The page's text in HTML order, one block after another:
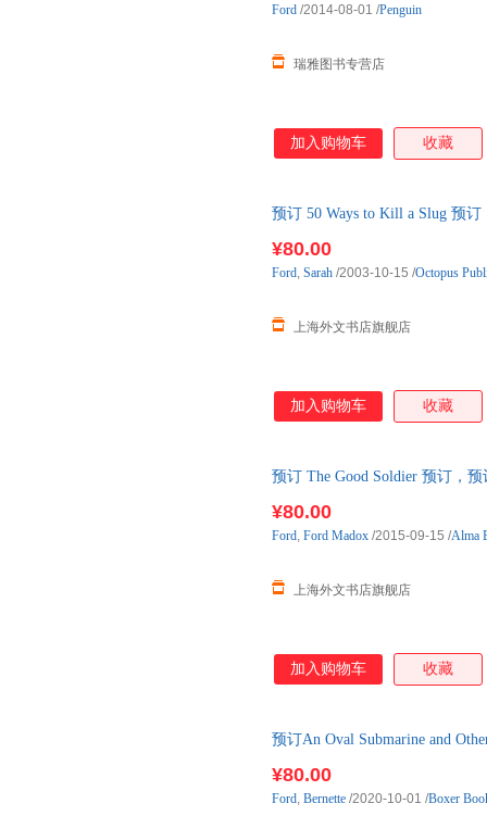
瑞雅图书专营店
Ford /2014-08-01 /Penguin
加入购物车 收藏
预订 50 Ways to Kill a Slug 预
¥80.00
上海外文书店旗舰店
Ford, Sarah /2003-10-15 /Octopus
加入购物车 收藏
预订 The Good Soldier 预订，
¥80.00
上海外文书店旗舰店
Ford, Ford Madox /2015-09-15 /Alma
加入购物车 收藏
预订An Oval Submarine and
¥80.00
Ford, Bernette /2020-10-01 /Boxer